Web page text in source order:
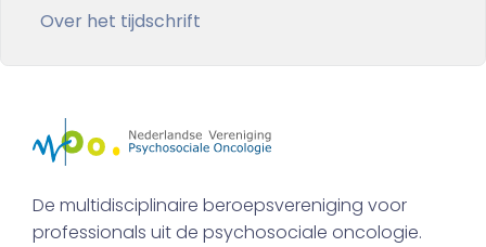
Over het tijdschrift
De multidisciplinaire beroepsvereniging voor
professionals uit de psychosociale oncologie.